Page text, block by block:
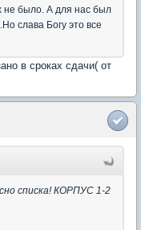
не было. А для нас был
слава Богу это все
в сроках сдачи( от
списка! КОРПУС 1-2